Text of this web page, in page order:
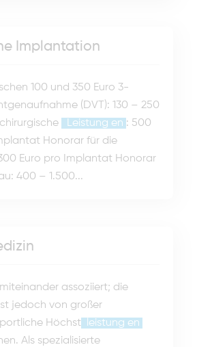
Implantation
100 und 350 Euro 3-
(DVT): 130 – 250
Leistung en : 500
Honorar für die
Euro pro Implantat Honorar
400 – 1.500...
assoziiert; die
jedoch von großer
Höchst
leistung en
Als spezialisierte